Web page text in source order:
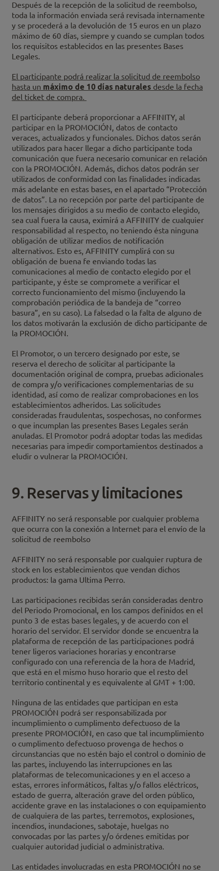
Después de la recepción de la solicitud de reembolso,
toda la información enviada será revisada internamente
y se procederá a la devolución de 15 euros en un plazo
máximo de 60 días, siempre y cuando se cumplan todos
los requisitos establecidos en las presentes Bases
Legales.
El participante podrá realizar la solicitud de reembolso
hasta un máximo de 10 días naturales desde la fecha
del ticket de compra.
El participante deberá proporcionar a AFFINITY, al
participar en la PROMOCIÓN, datos de contacto
veraces, actualizados y funcionales. Dichos datos serán
utilizados para hacer llegar a dicho participante toda
comunicación que fuera necesario comunicar en relación
con la PROMOCIÓN. Además, dichos datos podrán ser
utilizados de conformidad con las finalidades indicadas
más adelante en estas bases, en el apartado “Protección
de datos”. La no recepción por parte del participante de
los mensajes dirigidos a su medio de contacto elegido,
sea cual fuera la causa, eximirá a AFFINITY de cualquier
responsabilidad al respecto, no teniendo ésta ninguna
obligación de utilizar medios de notificación
alternativos. Esto es, AFFINITY cumplirá con su
obligación de buena fe enviando todas las
comunicaciones al medio de contacto elegido por el
participante, y éste se compromete a verificar el
correcto funcionamiento del mismo (incluyendo la
comprobación periódica de la bandeja de “correo
basura”, en su caso). La falsedad o la falta de alguno de
los datos motivarán la exclusión de dicho participante de
la PROMOCIÓN.
El Promotor, o un tercero designado por este, se
reserva el derecho de solicitar al participante la
documentación original de compra, pruebas adicionales
de compra y/o verificaciones complementarias de su
identidad, así como de realizar comprobaciones en los
establecimientos adheridos. Las solicitudes
consideradas fraudulentas, sospechosas, no conformes
o que incumplan las presentes Bases Legales serán
anuladas. El Promotor podrá adoptar todas las medidas
necesarias para impedir comportamientos destinados a
eludir o vulnerar la PROMOCIÓN.
9. Reservas y limitaciones
AFFINITY no será responsable por cualquier problema
que ocurra con la conexión a Internet para el envío de la
solicitud de reembolso
AFFINITY no será responsable por cualquier ruptura de
stock en los establecimientos que vendan dichos
productos: la gama Ultima Perro.
Las participaciones recibidas serán consideradas dentro
del Periodo Promocional, en los campos definidos en el
punto 3 de estas bases legales, y de acuerdo con el
horario del servidor. El servidor donde se encuentra la
plataforma de recepción de las participaciones podrá
tener ligeros variaciones horarias y encontrarse
configurado con una referencia de la hora de Madrid,
que está en el mismo huso horario que el resto del
territorio continental y es equivalente al GMT + 1:00.
Ninguna de las entidades que participan en esta
PROMOCIÓN podrá ser responsabilizada por
incumplimiento o cumplimento defectuoso de la
presente PROMOCIÓN, en caso que tal incumplimiento
o cumplimento defectuoso provenga de hechos o
circunstancias que no estén bajo el control o dominio de
las partes, incluyendo las interrupciones en las
plataformas de telecomunicaciones y en el acceso a
estas, errores informáticos, faltas y/o fallos eléctricos,
estado de guerra, alteración grave del orden público,
accidente grave en las instalaciones o con equipamiento
de cualquiera de las partes, terremotos, explosiones,
incendios, inundaciones, sabotaje, huelgas no
convocadas por las partes y/o órdenes emitidas por
cualquier autoridad judicial o administrativa.
Las entidades involucradas en esta PROMOCIÓN no se